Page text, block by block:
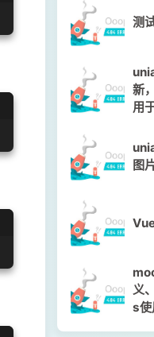
测
新
用
图
义
s使